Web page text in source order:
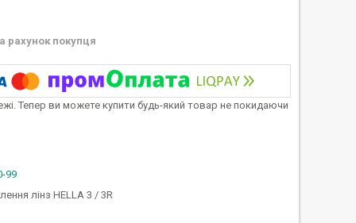
рахунок покупця
Тепер ви можете купити будь-який товар не покидаючи
99
лінз HELLA 3 / 3R